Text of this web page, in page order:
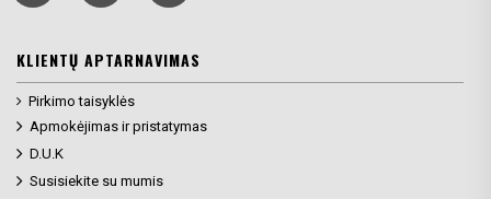
KLIENTŲ APTARNAVIMAS
Pirkimo taisyklės
Apmokėjimas ir pristatymas
D.U.K
Susisiekite su mumis